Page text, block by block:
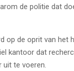
de politie dat
op de oprit van het
kantoor dat
uit te voeren.